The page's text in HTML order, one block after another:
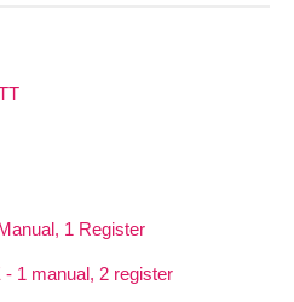
1 Register
1 manual, 2 register